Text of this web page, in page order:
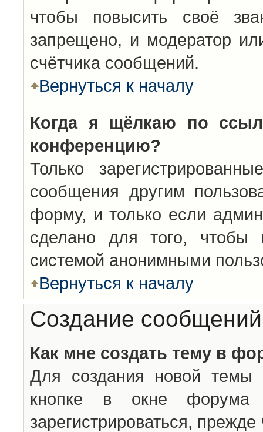
чтобы повысить своё
запрещено, и модератор
счётчика сообщений.
Вернуться к началу
Когда я щёлкаю по
конференцию?
Только
сообщения другим
форму, и только если
сделано для того, чтобы
системой анонимными
Вернуться к началу
Создание сообщений
Как мне создать тему в
Для создания новой темы
кнопке в окне
зарегистрироваться,